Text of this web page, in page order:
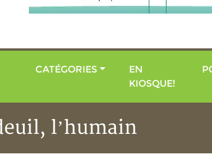
CATÉGORIES
EN
KIOSQUE!
l’humain